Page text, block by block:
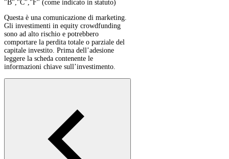
"B","C","F" (come indicato in statuto)
Questa è una comunicazione di marketing.
Gli investimenti in equity crowdfunding
sono ad alto rischio e potrebbero
comportare la perdita totale o parziale del
capitale investito. Prima dell’adesione
leggere la scheda contenente le
informazioni chiave sull’investimento.